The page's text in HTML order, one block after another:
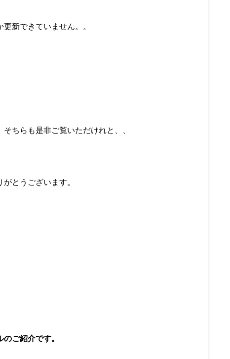
新できていません。。
ちらも是非ご覧いただけれと、、
とうございます。
ご紹介です。